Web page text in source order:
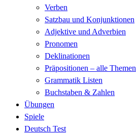
Verben
Satzbau und Konjunktionen
Adjektive und Adverbien
Pronomen
Deklinationen
Präpositionen – alle Themen
Grammatik Listen
Buchstaben & Zahlen
Übungen
Spiele
Deutsch Test